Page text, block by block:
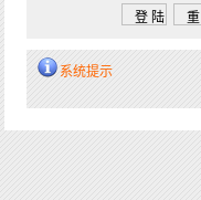
系统提示